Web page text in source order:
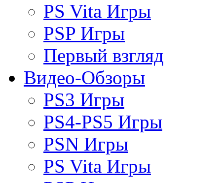
PS Vita Игры
PSP Игры
Первый взгляд
Видео-Обзоры
PS3 Игры
PS4-PS5 Игры
PSN Игры
PS Vita Игры